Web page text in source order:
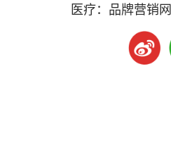
医疗：品牌营销